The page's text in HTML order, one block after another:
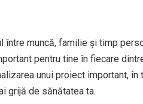
între muncă, familie și timp
pentru tine în fiecare
unui proiect important,
grijă de sănătatea ta.